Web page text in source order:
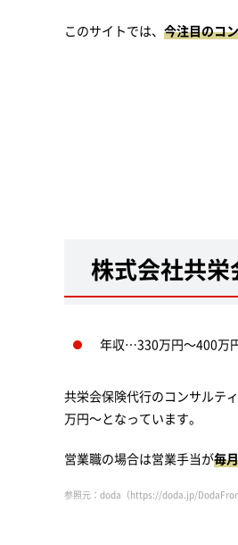
このサイトでは、 今注目のコ
株式会社共
年収…330万円～400万
共栄会保険代行のコンサルテ
万円～となっています。
営業職の場合は営業手当が毎
参照元：doda（https://doda.jp/